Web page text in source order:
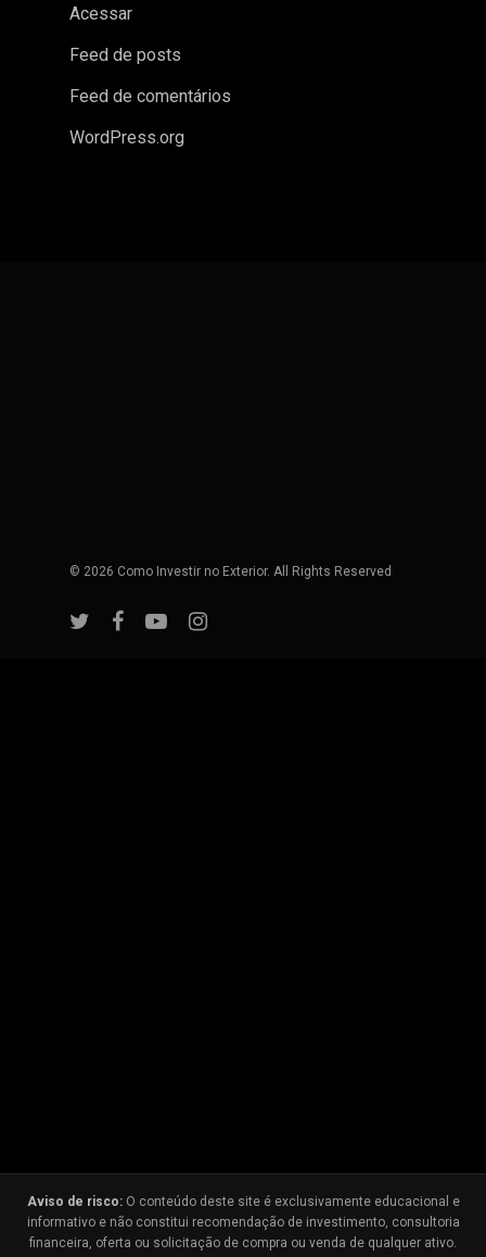
Acessar
Feed de posts
Feed de comentários
WordPress.org
© 2026 Como Investir no Exterior. All Rights Reserved
Aviso de risco:O conteúdo deste site é exclusivamente educacional e
informativo e não constitui recomendação de investimento, consultoria
financeira, oferta ou solicitação de compra ou venda de qualquer ativo.